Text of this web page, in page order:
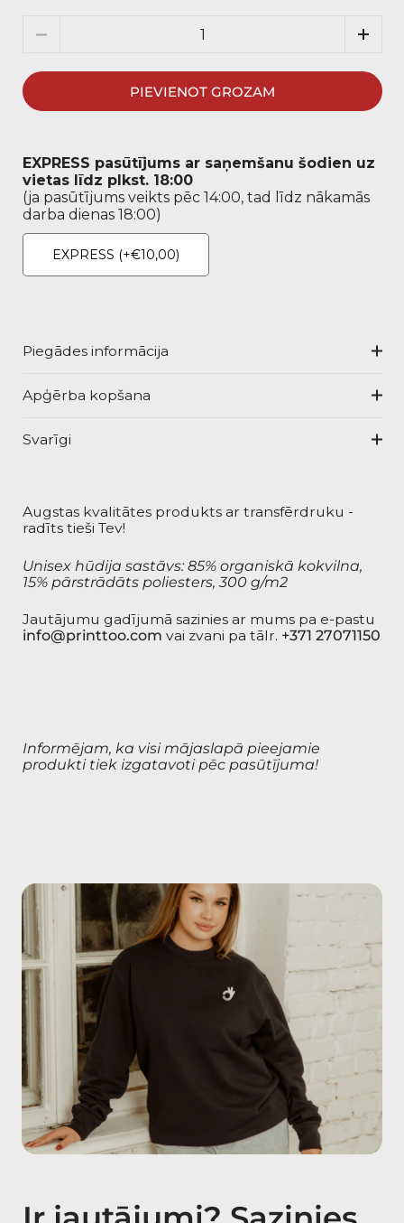
PIEVIENOT GROZAM
EXPRESS pasūtījums ar saņemšanu šodien uz
vietas līdz plkst. 18:00
(ja pasūtījums veikts pēc 14:00, tad līdz nākamās
darba dienas 18:00)
EXPRESS (+€10,00)
Piegādes informācija
Apģērba kopšana
Svarīgi
Augstas kvalitātes produkts ar transfērdruku -
radīts tieši Tev!
Unisex hūdija sastāvs: 85% organiskā kokvilna,
15% pārstrādāts poliesters, 300 g/m2
Jautājumu gadījumā sazinies ar mums pa e-pastu
info@printtoo.com vai zvani pa tālr. +371 27071150
Informējam, ka visi mājaslapā pieejamie
produkti tiek izgatavoti pēc pasūtījuma!